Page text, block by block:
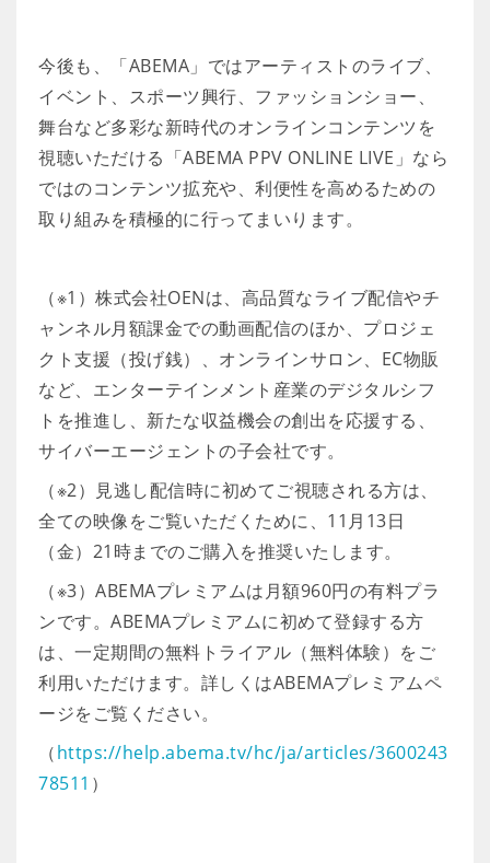
今後も、「ABEMA」ではアーティストのライブ、
イベント、スポーツ興行、ファッションショー、
舞台など多彩な新時代のオンラインコンテンツを
視聴いただける「ABEMA PPV ONLINE LIVE」なら
ではのコンテンツ拡充や、利便性を高めるための
取り組みを積極的に行ってまいります。
（※1）株式会社OENは、高品質なライブ配信やチ
ャンネル月額課金での動画配信のほか、プロジェ
クト支援（投げ銭）、オンラインサロン、EC物販
など、エンターテインメント産業のデジタルシフ
トを推進し、新たな収益機会の創出を応援する、
サイバーエージェントの子会社です。
（※2）見逃し配信時に初めてご視聴される方は、
全ての映像をご覧いただくために、11月13日
（金）21時までのご購入を推奨いたします。
（※3）ABEMAプレミアムは月額960円の有料プラ
ンです。ABEMAプレミアムに初めて登録する方
は、一定期間の無料トライアル（無料体験）をご
利用いただけます。詳しくはABEMAプレミアムペ
ージをご覧ください。
（https://help.abema.tv/hc/ja/articles/3600243
78511 ）